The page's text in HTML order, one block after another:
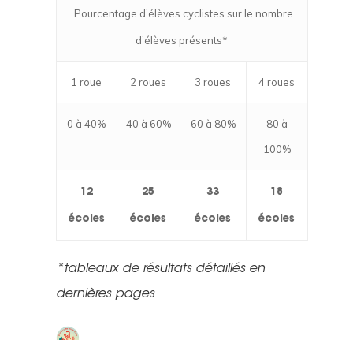
Pourcentage d’élèves cyclistes sur le nombre
d’élèves présents*
1 roue 2 roues 3 roues 4 roues
0 à 40% 40 à 60% 60 à 80%
80 à
100%
12
écoles
25
écoles
33
écoles
18
écoles
*tableaux de résultats détaillés en
dernières pages